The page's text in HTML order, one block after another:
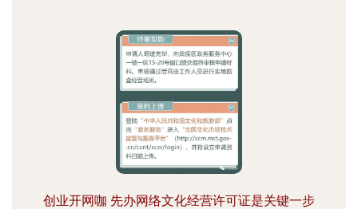
创业开网咖 先办网络文化经营许可证是关键一步